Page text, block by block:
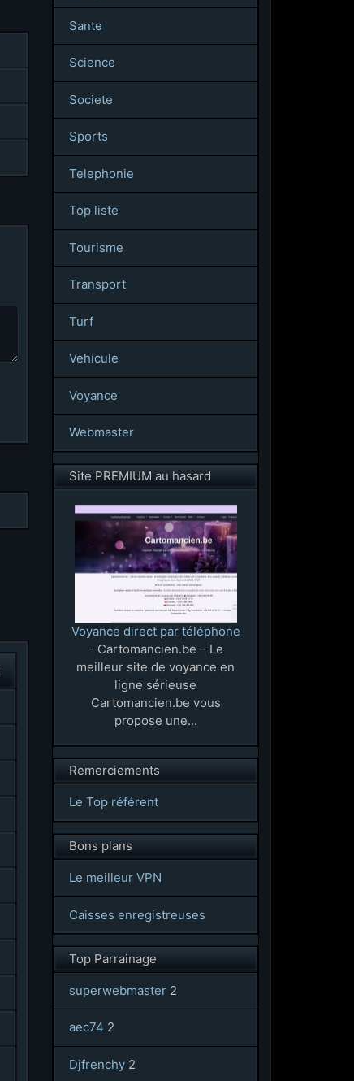
Sante
Science
Societe
Sports
Telephonie
Top liste
Tourisme
Transport
Turf
Vehicule
Voyance
Webmaster
Site PREMIUM au hasard
Voyance direct par téléphone
- Cartomancien.be – Le
meilleur site de voyance en
ligne sérieuse
Cartomancien.be vous
propose une...
Remerciements
Le Top référent
Bons plans
Le meilleur VPN
Caisses enregistreuses
Top Parrainage
superwebmaster 2
aec74 2
Djfrenchy 2